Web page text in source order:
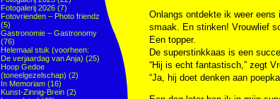
Fotogalerij 2026 (7)
Fotovrienden – Photo friendz
(5)
Gastronomie – Gastronomy
(76)
Helemaal stuk (voorheen:
De verjaardag van Anja) (25)
Hoop Gedoe
(toneelgezelschap) (2)
In Memoriam (16)
Kunst-Zinnig-Brein (2)
Onlangs ontdekte ik weer
smaak. En stinken! Vrouwlief
Een topper.
De superstinkkaas is een
“Hij is echt fantastisch,” zegt
“Ja, hij doet denken aan